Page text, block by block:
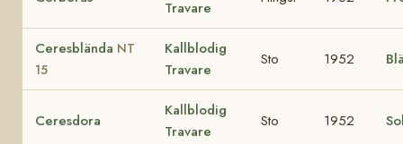
Travare
Ceresblända NT
15
Kallblodig
Travare
Sto 1952
Ceresdora
Kallblodig
Travare
Sto 1952